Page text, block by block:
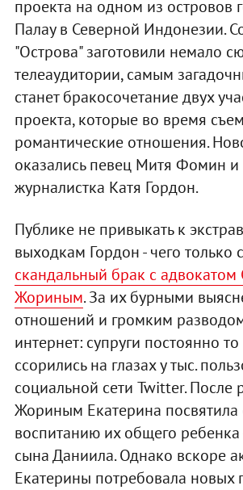
проекта на одном из островов
Палау в Северной Индонезии.
"Острова" заготовили немало
телеаудитории, самым
станет бракосочетание двух
проекта, которые во время
романтические отношения.
оказались певец Митя Фомин и
журналистка Катя Гордон.
Публике не привыкать к
выходкам Гордон - чего только
скандальный брак с адвокатом
Жориным. За их бурными
отношений и громким
интернет: супруги постоянно
ссорились на глазах у тыс.
социальной сети Twitter. После
Жориным Екатерина посвятила
воспитанию их общего ребенка
сына Даниила. Однако вскоре
Екатерины потребовала новых